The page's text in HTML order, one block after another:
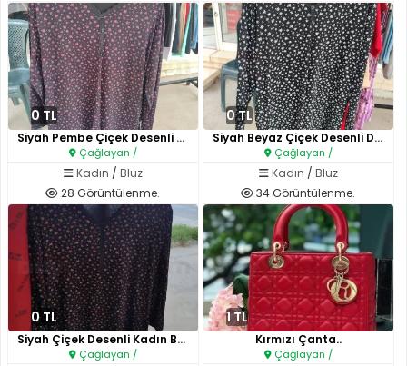
0 TL
Siyah Pembe Çiçek Desenli Düğm..
Çağlayan /
Kadın / Bluz
28 Görüntülenme.
0 TL
Siyah Beyaz Çiçek Desenli Düğm..
Çağlayan /
Kadın / Bluz
34 Görüntülenme.
0 TL
Siyah Çiçek Desenli Kadın Bluz..
Çağlayan /
1 TL
Kırmızı Çanta..
Çağlayan /